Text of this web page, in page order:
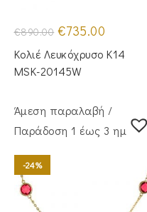
€890.00 Original
price
was:
€890.00.
€735.00
τιμή
είναι:
Κολιέ Λευκόχρυσο Κ14
MSK-20145W
Άμεση παραλαβή /
Παράδoση 1 έως 3 ημέρες
-24%